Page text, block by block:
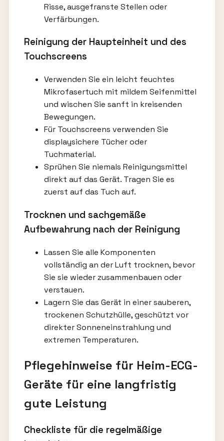
Risse, ausgefranste Stellen oder
Verfärbungen.
Reinigung der Haupteinheit und des
Touchscreens
Verwenden Sie ein leicht feuchtes
Mikrofasertuch mit mildem Seifenmittel
und wischen Sie sanft in kreisenden
Bewegungen.
Für Touchscreens verwenden Sie
displaysichere Tücher oder
Tuchmaterial.
Sprühen Sie niemals Reinigungsmittel
direkt auf das Gerät. Tragen Sie es
zuerst auf das Tuch auf.
Trocknen und sachgemäße
Aufbewahrung nach der Reinigung
Lassen Sie alle Komponenten
vollständig an der Luft trocknen, bevor
Sie sie wieder zusammenbauen oder
verstauen.
Lagern Sie das Gerät in einer sauberen,
trockenen Schutzhülle, geschützt vor
direkter Sonneneinstrahlung und
extremen Temperaturen.
Pflegehinweise für Heim-ECG-
Geräte für eine langfristig
gute Leistung
Checkliste für die regelmäßige